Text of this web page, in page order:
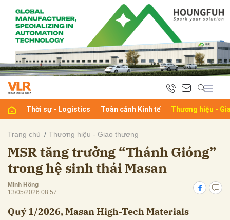
Thời sự - Logistics Toàn cảnh Kinh tế Thương hiệu -
Trang chủ Thương hiệu - Giao thương
MSR tăng trưởng “Thánh Gióng”
trong hệ sinh thái Masan
Minh Hồng
13/05/2026 08:57
Quý 1/2026, Masan High-Tech Materials
luận
Hủy